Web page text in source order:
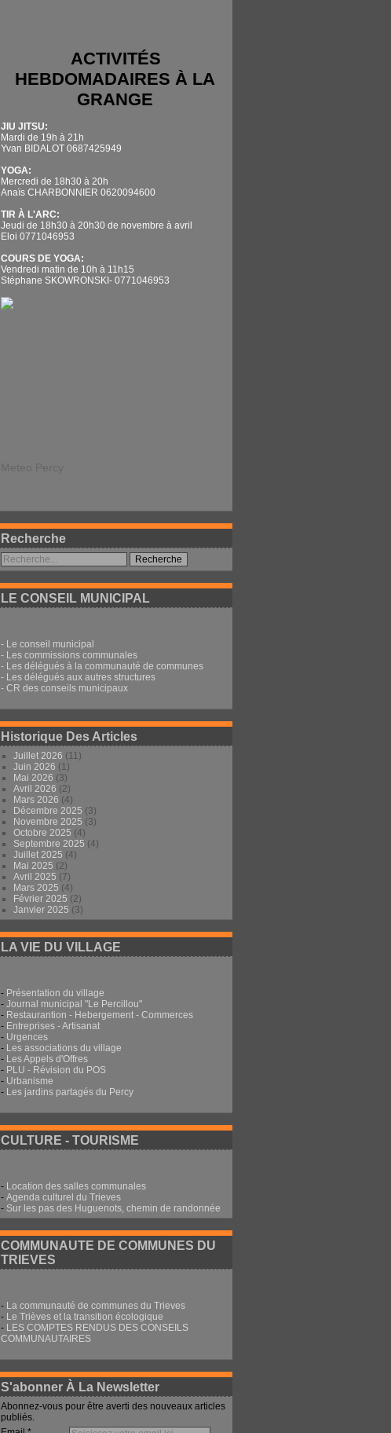
ACTIVITÉS
HEBDOMADAIRES À LA
GRANGE
JIU JITSU:
Mardi de 19h à 21h
Yvan BIDALOT 0687425949
YOGA:
Mercredi de 18h30 à 20h
Anaïs CHARBONNIER 0620094600
TIR À L'ARC:
Jeudi de 18h30 à 20h30 de novembre à avril
Eloi 0771046953
COURS DE YOGA:
Vendredi matin de 10h à 11h15
Stéphane SKOWRONSKI- 0771046953
Recherche
LE CONSEIL MUNICIPAL
- Le conseil municipal
- Les commissions communales
- Les délégués à la communauté de communes
- Les délégués aux autres structures
- CR des conseils municipaux
Historique Des Articles
Juillet 2026 (11)
Juin 2026 (1)
Mai 2026 (3)
Avril 2026 (2)
Mars 2026 (4)
Décembre 2025 (3)
Novembre 2025 (3)
Octobre 2025 (4)
Septembre 2025 (4)
Juillet 2025 (4)
Mai 2025 (2)
Avril 2025 (7)
Mars 2025 (4)
Février 2025 (2)
Janvier 2025 (3)
LA VIE DU VILLAGE
- Présentation du village
- Journal municipal "Le Percillou"
- Restaurantion - Hebergement - Commerces
- Entreprises - Artisanat
- Urgences
- Les associations du village
- Les Appels d'Offres
- PLU - Révision du POS
- Urbanisme
- Les jardins partagés du Percy
CULTURE - TOURISME
- Location des salles communales
- Agenda culturel du Trieves
- Sur les pas des Huguenots, chemin de randonnée
COMMUNAUTE DE COMMUNES DU
TRIEVES
- La communauté de communes du Trieves
- Le Trièves et la transition écologique
- LES COMPTES RENDUS DES CONSEILS
COMMUNAUTAIRES
S'abonner À La Newsletter
Abonnez-vous pour être averti des nouveaux articles
publiés.